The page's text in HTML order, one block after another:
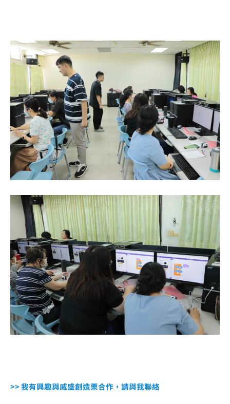
>> 我有興趣與威盛創造栗合作，請與我聯絡